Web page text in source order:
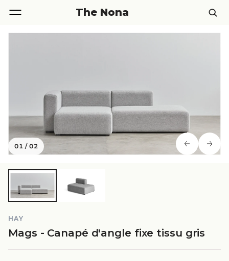
The Nona
01 /02
HAY
Mags - Canapé d'angle fixe tissu gris